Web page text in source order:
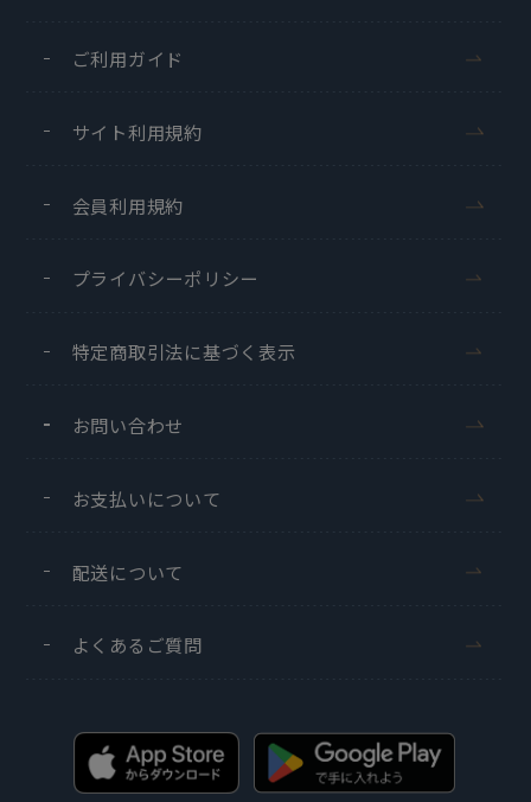
ご利用ガイド
サイト利用規約
会員利用規約
プライバシーポリシー
特定商取引法に基づく表示
お問い合わせ
お支払いについて
配送について
よくあるご質問